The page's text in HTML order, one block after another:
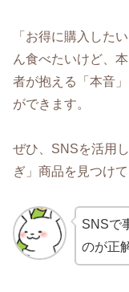
「お得に購入した
ん食べたいけど、
者が抱える「本音
ができます。
ぜひ、SNSを活用
ぎ」商品を見つけて
SNSで
のが正